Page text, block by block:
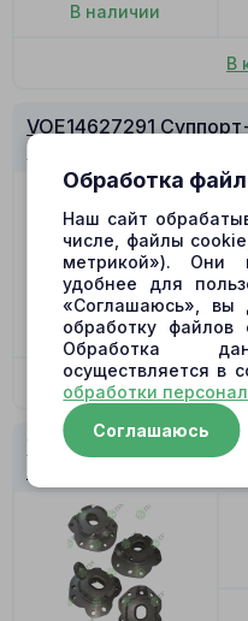
В наличии
В
VOE14627291
(40+41)
В наличии
VOE14627291
Обработка
Наш сайт
числе, файлы
метрикой»). Они
удобнее для
«Соглашаюсь», вы
обработку файлов
Обработка
осуществляется в
обработки
Соглашаюсь